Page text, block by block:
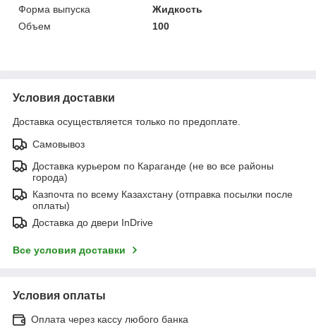
Форма выпуска
Жидкость
Объем
100
Условия доставки
Доставка осуществляется только по предоплате.
Самовывоз
Доставка курьером по Караганде (не во все районы
города)
Казпочта по всему Казахстану (отправка посылки после
оплаты)
Доставка до двери InDrive
Все условия доставки
Условия оплаты
Оплата через кассу любого банка